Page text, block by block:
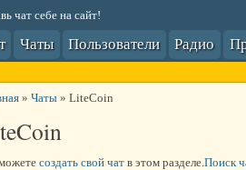
чат себе на сайт!
Чаты Пользователи Радио
» Чаты» LiteCoin
создать свой чатв этом разделе. Поиск